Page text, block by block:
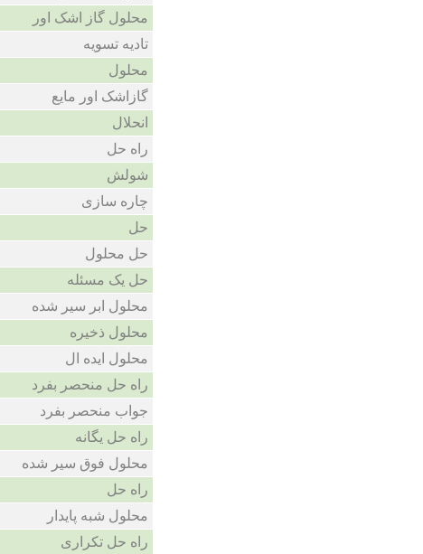
محلول گاز اشک اور
تادیه تسویه
محلول
گازاشک اور مایع
انحلال
راه حل
شولش
چاره سازی
حل
حل محلول
حل یک مسئله
محلول ابر سیر شده
محلول ذخیره
محلول ایده ال
راه حل منحصر بفرد
جواب منحصر بفرد
راه حل یگانه
محلول فوق سیر شده
راه حل
محلول شبه پایدار
راه حل تکراری